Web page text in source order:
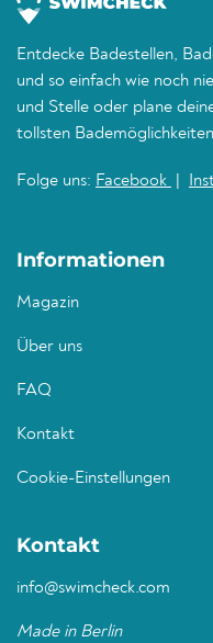
Entdecke Badestellen,
und so einfach wie noch
und Stelle oder plane
tollsten
Folge uns: Facebook
Informationen
Magazin
Über uns
FAQ
Kontakt
Cookie-Einstellungen
Kontakt
info@swimcheck.com
Made in Berlin